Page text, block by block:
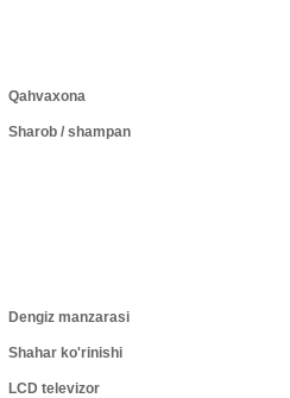
Qahvaxona
Sharob / shampan
Dengiz manzarasi
Shahar ko'rinishi
LCD televizor